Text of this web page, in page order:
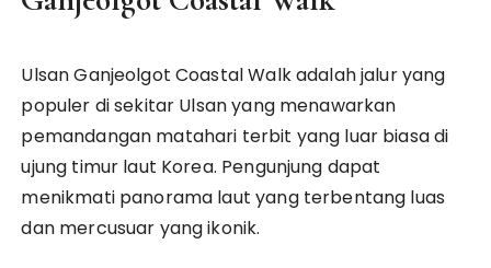
Ulsan Ganjeolgot Coastal Walk adalah jalur yang
populer di sekitar Ulsan yang menawarkan
pemandangan matahari terbit yang luar biasa di
ujung timur laut Korea. Pengunjung dapat
menikmati panorama laut yang terbentang luas
dan mercusuar yang ikonik.